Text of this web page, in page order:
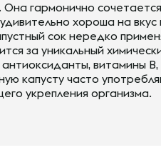
гармонично
хороша на вкус
сок нередко
за уникальный
витамины B,
капусту часто
укрепления организма.